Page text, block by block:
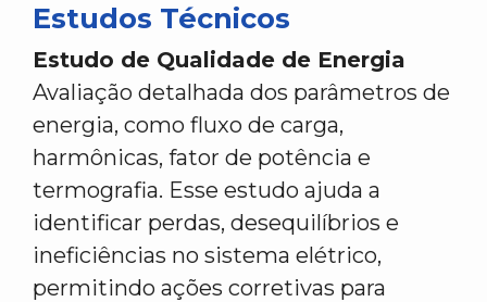
Estudos Técnicos
Estudo de Qualidade de Energia
Avaliação detalhada dos parâmetros de
energia, como fluxo de carga,
harmônicas, fator de potência e
termografia. Esse estudo ajuda a
identificar perdas, desequilíbrios e
ineficiências no sistema elétrico,
permitindo ações corretivas para